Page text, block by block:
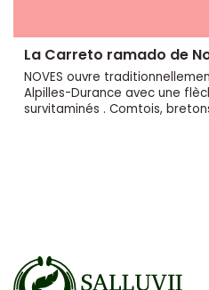
La Carreto ramado de
NOVES ouvre
Alpilles-Durance avec une
survitaminés . Comtois,